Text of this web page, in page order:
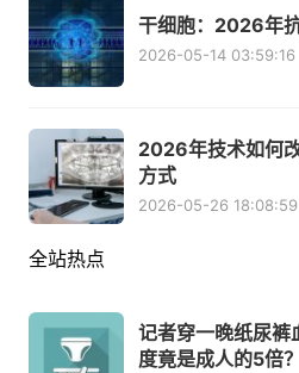
干细胞：2026年
2026-05-14 03:59:16
2026年技术如何
方式
2026-05-26 18:08:59
全站热点
记者穿一晚纸尿裤
度竟是成人的5倍？